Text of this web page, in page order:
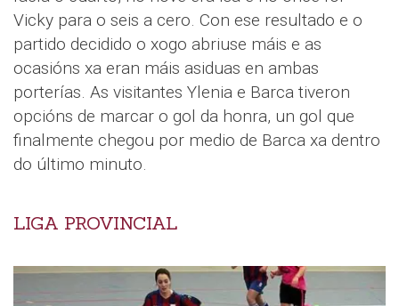
Vicky para o seis a cero. Con ese resultado e o
partido decidido o xogo abriuse máis e as
ocasións xa eran máis asiduas en ambas
porterías. As visitantes Ylenia e Barca tiveron
opcións de marcar o gol da honra, un gol que
finalmente chegou por medio de Barca xa dentro
do último minuto.
LIGA PROVINCIAL